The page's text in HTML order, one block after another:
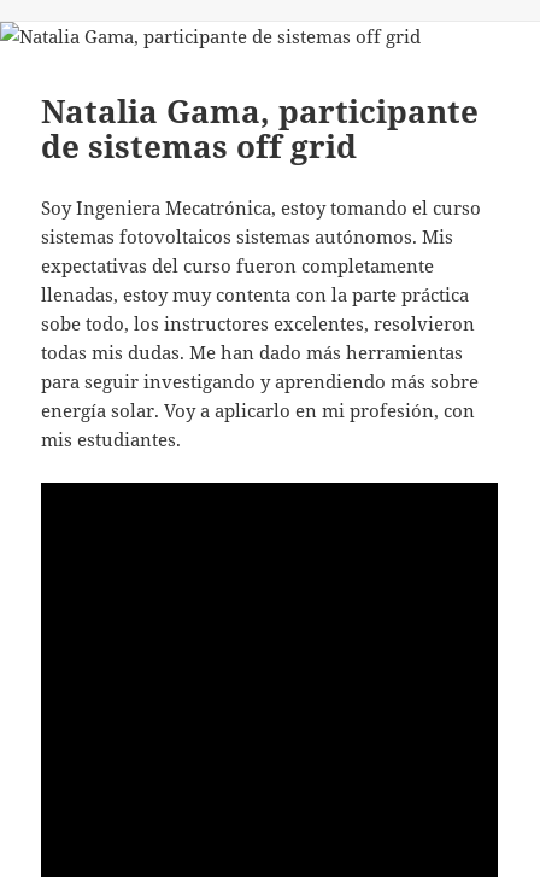
Natalia Gama, participante
de sistemas off grid
Soy Ingeniera Mecatrónica, estoy tomando el curso
sistemas fotovoltaicos sistemas autónomos. Mis
expectativas del curso fueron completamente
llenadas, estoy muy contenta con la parte práctica
sobe todo, los instructores excelentes, resolvieron
todas mis dudas. Me han dado más herramientas
para seguir investigando y aprendiendo más sobre
energía solar. Voy a aplicarlo en mi profesión, con
mis estudiantes.